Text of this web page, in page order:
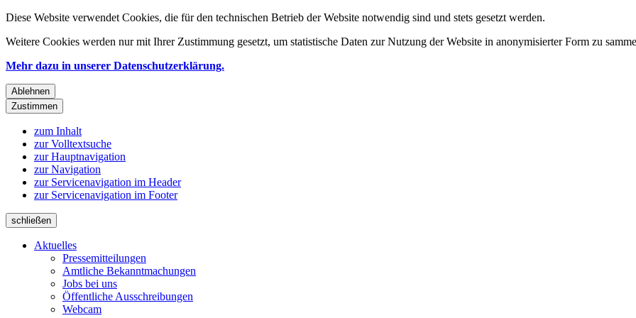
Diese Website verwendet Cookies, die für den technischen Betrieb der Website notwendig sind und stets gesetzt werden.
Weitere Cookies werden nur mit Ihrer Zustimmung gesetzt, um statistische Daten zur Nutzung der Website in anonymisierter Form zu
Mehr dazu in unserer Datenschutzerklärung.
Ablehnen
Zustimmen
zum Inhalt
zur Volltextsuche
zur Hauptnavigation
zur Navigation
zur Servicenavigation im Header
zur Servicenavigation im Footer
schließen
Aktuelles
Pressemitteilungen
Amtliche Bekanntmachungen
Jobs bei uns
Öffentliche Ausschreibungen
Webcam